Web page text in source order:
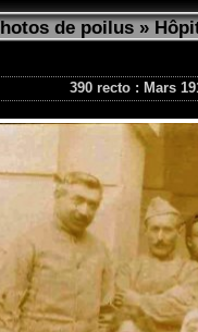
de poilus»
390 recto : Mars